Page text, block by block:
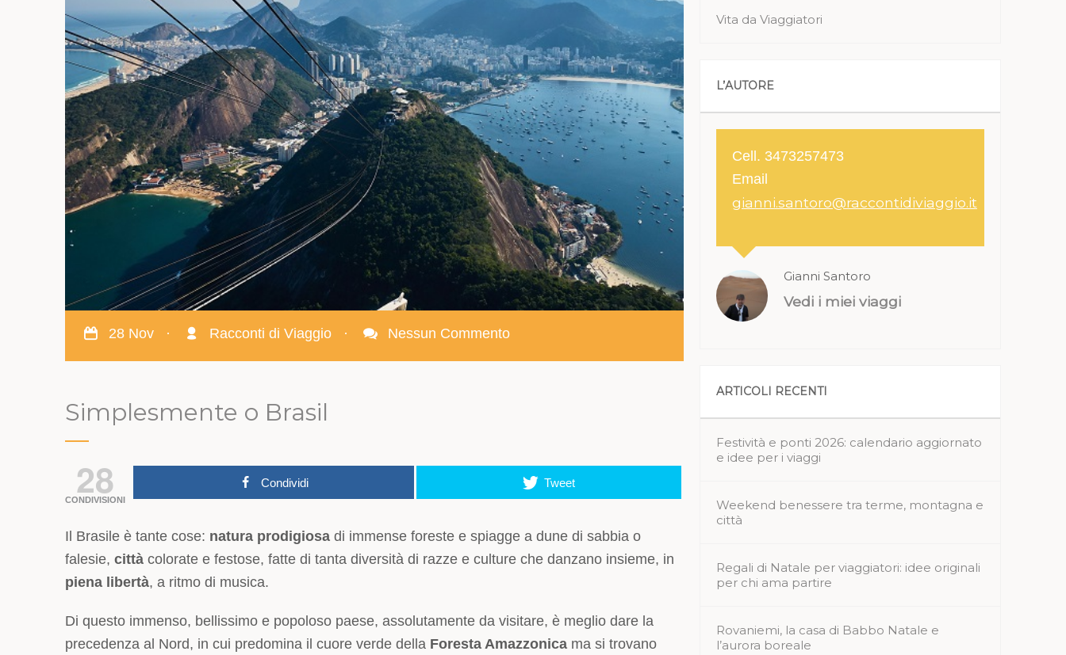
28 Nov · Racconti di Viaggio · Nessun Commento
Simplesmente o Brasil
28
CONDIVISIONI
Condividi Tweet
Il Brasile è tante cose: natura prodigiosa di immense foreste e spiagge a dune di sabbia o
falesie, città colorate e festose, fatte di tanta diversità di razze e culture che danzano insieme, in
piena libertà, a ritmo di musica.
Di questo immenso, bellissimo e popoloso paese, assolutamente da visitare, è meglio dare la
precedenza al Nord, in cui predomina il cuore verde della Foresta Amazzonica ma si trovano
Vita da Viaggiatori
L’AUTORE
Cell. 3473257473
Email
gianni.santoro@raccontidiviaggio.it
Gianni Santoro
Vedi i miei viaggi
ARTICOLI RECENTI
Festività e ponti 2026: calendario aggiornato
e idee per i viaggi
Weekend benessere tra terme, montagna e
città
Regali di Natale per viaggiatori: idee originali
per chi ama partire
Rovaniemi, la casa di Babbo Natale e
l’aurora boreale